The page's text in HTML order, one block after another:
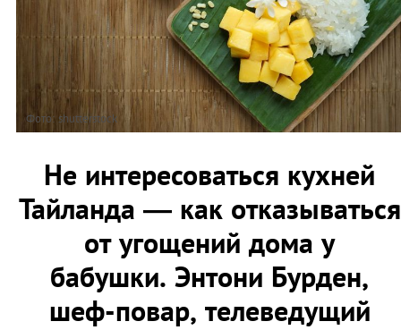
Фото: shutterstock
Не интересоваться кухней
Тайланда — как отказываться
от угощений дома у
бабушки. Энтони Бурден,
шеф-повар, телеведущий